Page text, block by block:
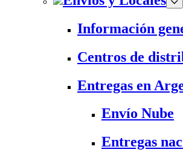
Información
Centros de
Entregas en
Envío Nube
Entregas